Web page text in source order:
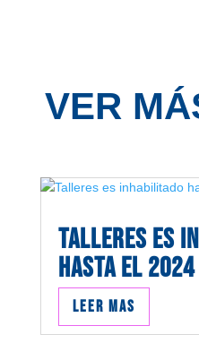
VER
Talleres es
hasta el 2024
Leer mas